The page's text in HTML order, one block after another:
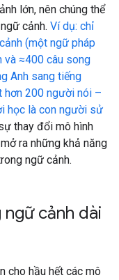
lớn, nên chúng thể
cảnh. Ví dụ: chỉ
(một ngữ pháp
và ≈400 câu song
Anh sang tiếng
hơn 200 người nói –
học là con người sử
thay đổi mô hình
ra những khả năng
ngữ cảnh.
cảnh dài
cho hầu hết các mô